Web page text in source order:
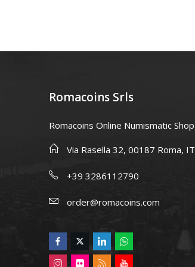
Romacoins Srls
Romacoins Online Numismatic Shop
Via Rasella 32, 00187 Roma, IT
+39 3286112790
order@romacoins.com